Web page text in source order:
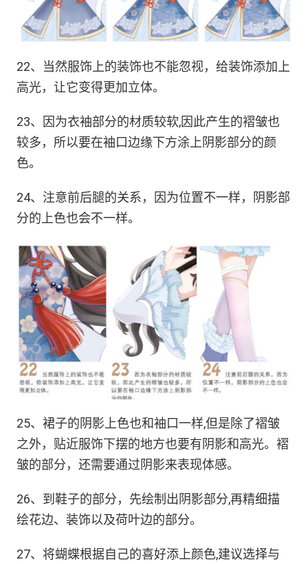
22、当然服饰上的装饰也不能忽视，给装饰添加上
高光，让它变得更加立体。
23、因为衣袖部分的材质较软,因此产生的褶皱也
较多，所以要在袖口边缘下方涂上阴影部分的颜
色。
24、注意前后腿的关系，因为位置不一样，阴影部
分的上色也会不一样。
25、裙子的阴影上色也和袖口一样,但是除了褶皱
之外，贴近服饰下摆的地方也要有阴影和高光。褶
皱的部分，还需要通过阴影来表现体感。
26、到鞋子的部分，先绘制出阴影部分,再精细描
绘花边、装饰以及荷叶边的部分。
27、将蝴蝶根据自己的喜好添上颜色,建议选择与